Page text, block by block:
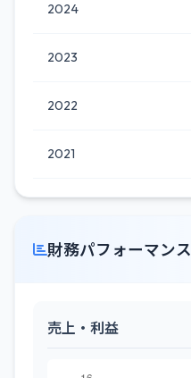
2024
2023
2022
2021
財務パフォーマンス
売上・利益